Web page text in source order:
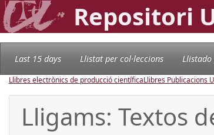
Repositori
Last 15 days Llistat per col·leccions Llistado
Llibres electrònics de producció científicaLlibres Publicacions
Lligams: Textos